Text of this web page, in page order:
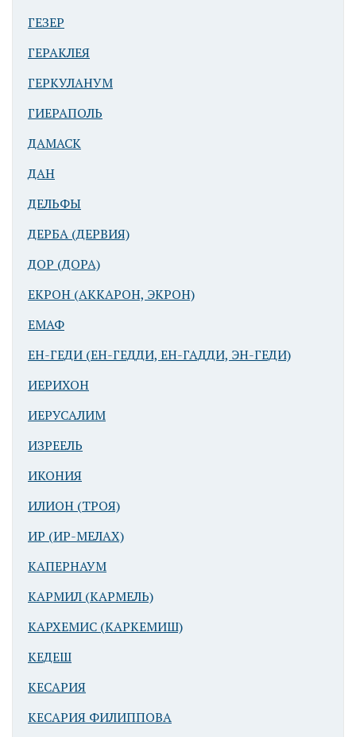
ГЕЗЕР
ГЕРАКЛЕЯ
ГЕРКУЛАНУМ
ГИЕРАПОЛЬ
ДАМАСК
ДАН
ДЕЛЬФЫ
ДЕРБА (ДЕРВИЯ)
ДОР (ДОРА)
ЕКРОН (АККАРОН, ЭКРОН)
ЕМАФ
ЕН-ГЕДИ (ЕН-ГЕДДИ, ЕН-ГАДДИ, ЭН-ГЕДИ)
ИЕРИХОН
ИЕРУСАЛИМ
ИЗРЕЕЛЬ
ИКОНИЯ
ИЛИОН (ТРОЯ)
ИР (ИР-МЕЛАХ)
КАПЕРНАУМ
КАРМИЛ (КАРМЕЛЬ)
КАРХЕМИС (КАРКЕМИШ)
КЕДЕШ
КЕСАРИЯ
КЕСАРИЯ ФИЛИППОВА